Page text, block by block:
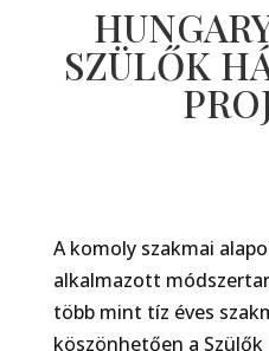
SZÜLŐK
A komoly szakmai
alkalmazott
több mint tíz éves
köszönhetően a